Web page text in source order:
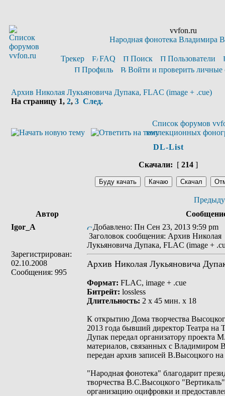
vvfon.ru
Народная фонотека Владимира
Трекер FAQ Поиск
Пользователи
Профиль
Войти и проверить личные
Архив Николая Лукьяновича Дупака, FLAC (image + .cue)
На страницу 1, 2, 3 След.
Список форумов
коллекционных
DL-List
Скачали: [ 214 ]
Автор
Igor_A
Зарегистрирован:
02.10.2008
Сообщения: 995
Добавлено: Пн Сен 23, 2013 9:59 pm
Заголовок сообщения: Архив Николая
Лукьяновича Дупака, FLAC (image +
Архив Николая Лукьяновича
Формат: FLAC, image + .cue
Битрейт: lossless
Длительность: 2 x 45 мин. x 18
К открытию Дома творчества
2013 года бывший директор Театра на
Дупак передал организатору проекта
материалов, связанных с
передан архив записей В.Высоцкого
"Народная фонотека" благодарит
творчества В.С.Высоцкого
организацию оцифровки и